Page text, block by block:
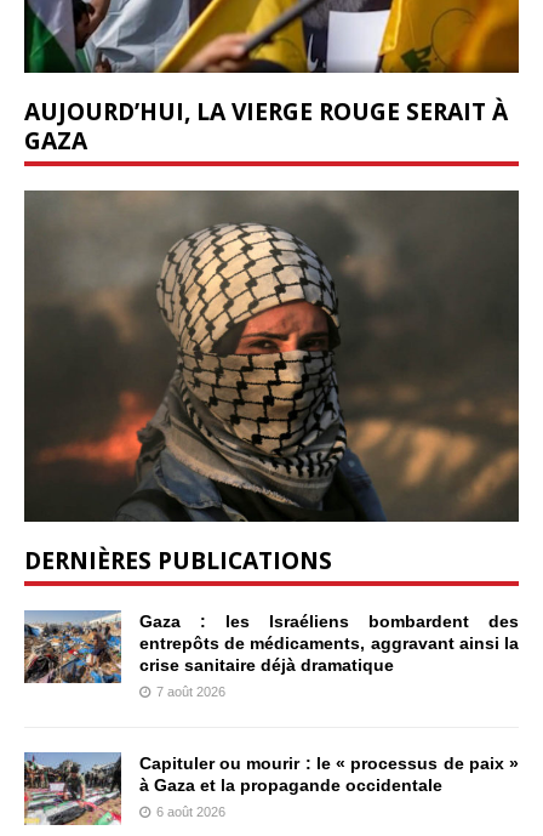
AUJOURD’HUI, LA VIERGE ROUGE SERAIT À
GAZA
DERNIÈRES PUBLICATIONS
Gaza : les Israéliens bombardent des
entrepôts de médicaments, aggravant ainsi la
crise sanitaire déjà dramatique
7 août 2026
Capituler ou mourir : le « processus de paix »
à Gaza et la propagande occidentale
6 août 2026